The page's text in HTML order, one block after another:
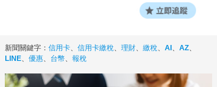
新聞關鍵字： 信用卡、 信用卡繳稅、 理財、 繳稅、 AI 、 AZ、
LINE、 優惠、 台幣、 報稅